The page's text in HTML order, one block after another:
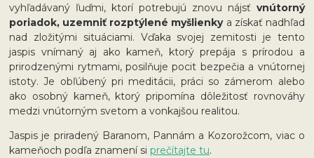
vyhľadávaný ľuďmi, ktorí potrebujú znovu nájsť vnútorný
poriadok, uzemniť rozptýlené myšlienkya získať nadhľad
nad zložitými situáciami. Vďaka svojej zemitosti je tento
jaspis vnímaný aj ako kameň, ktorý prepája s prírodou a
prirodzenými rytmami, posilňuje pocit bezpečia a vnútornej
istoty. Je obľúbený pri meditácii, práci so zámerom alebo
ako osobný kameň, ktorý pripomína dôležitosť rovnováhy
medzi vnútorným svetom a vonkajšou realitou.
Jaspis je priradený Baranom, Pannám a Kozorožcom, viac o
kameňoch podľa znamení siprečítajte tu.